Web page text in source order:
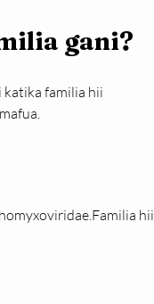
gani?
katika familia hii
hii